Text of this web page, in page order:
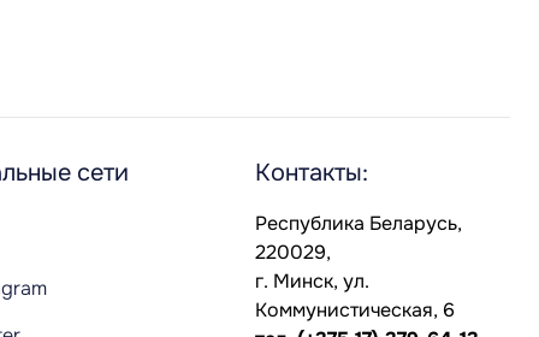
сети Контакты:
Республика Беларусь,
220029,
г. Минск, ул.
Коммунистическая, 6